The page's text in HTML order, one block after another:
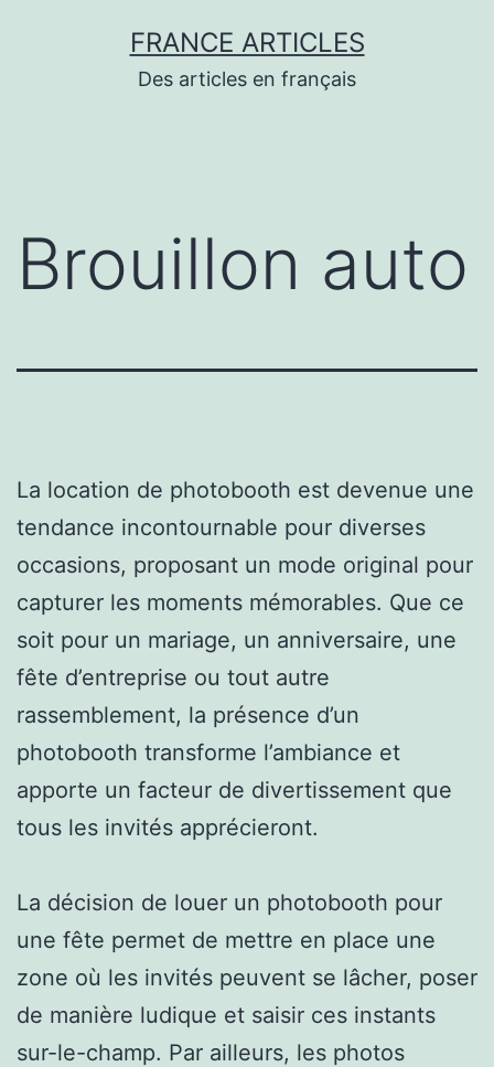
FRANCE ARTICLES
Des articles en français
Brouillon auto
La location de photobooth est devenue une
tendance incontournable pour diverses
occasions, proposant un mode original pour
capturer les moments mémorables. Que ce
soit pour un mariage, un anniversaire, une
fête d’entreprise ou tout autre
rassemblement, la présence d’un
photobooth transforme l’ambiance et
apporte un facteur de divertissement que
tous les invités apprécieront.
La décision de louer un photobooth pour
une fête permet de mettre en place une
zone où les invités peuvent se lâcher, poser
de manière ludique et saisir ces instants
sur-le-champ. Par ailleurs, les photos